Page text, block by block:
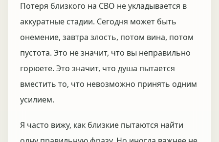
Потеря близкого на СВО не укладывается в
аккуратные стадии. Сегодня может быть
онемение, завтра злость, потом вина, потом
пустота. Это не значит, что вы неправильно
горюете. Это значит, что душа пытается
вместить то, что невозможно принять одним
усилием.
Я часто вижу, как близкие пытаются найти